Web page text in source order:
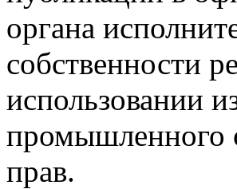
органа
собственности
использовании
промышленного
прав.